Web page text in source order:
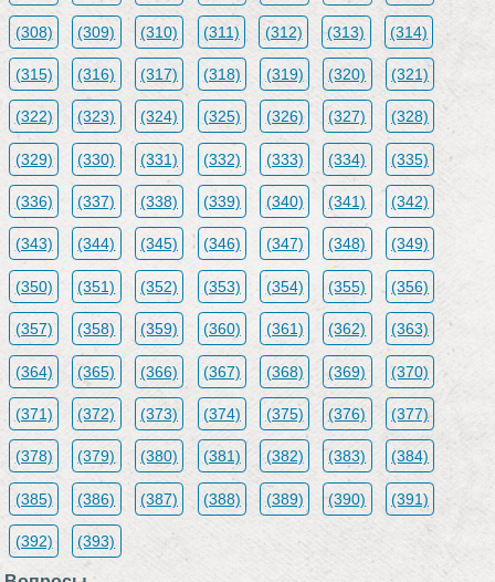
(308) (309) (310) (311) (312) (313) (314)
(315) (316) (317) (318) (319) (320) (321)
(322) (323) (324) (325) (326) (327) (328)
(329) (330) (331) (332) (333) (334) (335)
(336) (337) (338) (339) (340) (341) (342)
(343) (344) (345) (346) (347) (348) (349)
(350) (351) (352) (353) (354) (355) (356)
(357) (358) (359) (360) (361) (362) (363)
(364) (365) (366) (367) (368) (369) (370)
(371) (372) (373) (374) (375) (376) (377)
(378) (379) (380) (381) (382) (383) (384)
(385) (386) (387) (388) (389) (390) (391)
(392) (393)